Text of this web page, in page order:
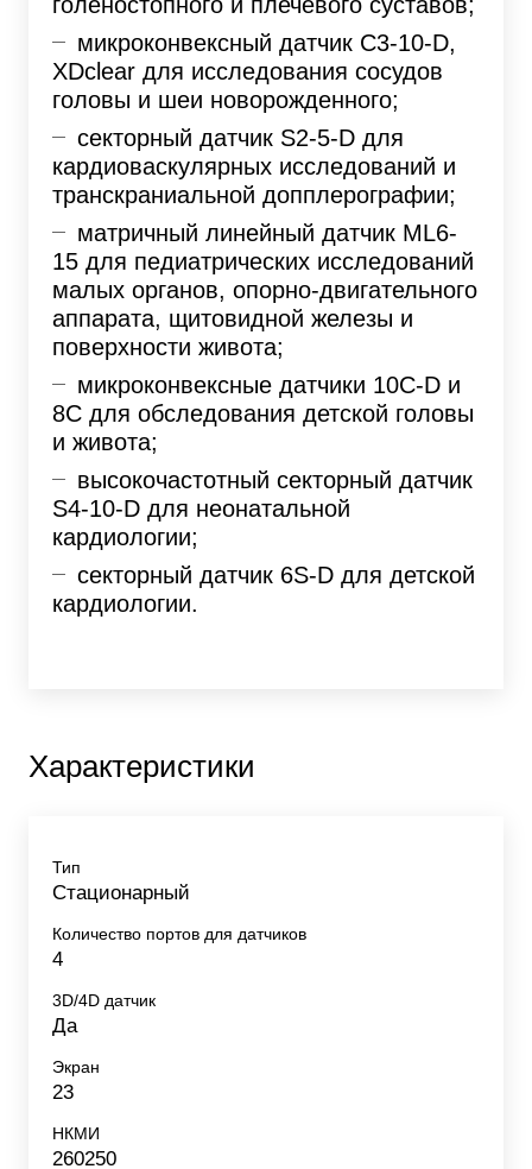
микроконвексный датчик C3-10-D,
XDclear для исследования сосудов
головы и шеи новорожденного;
секторный датчик S2-5-D для
кардиоваскулярных исследований и
транскраниальной допплерографии;
матричный линейный датчик ML6-
15 для педиатрических исследований
малых органов, опорно-двигательного
аппарата, щитовидной железы и
поверхности живота;
микроконвексные датчики 10C-D и
8C для обследования детской головы
и живота;
высокочастотный секторный датчик
S4-10-D для неонатальной
кардиологии;
секторный датчик 6S-D для детской
кардиологии.
Характеристики
Тип
Стационарный
Количество портов для датчиков
4
3D/4D датчик
Да
Экран
23
НКМИ
260250